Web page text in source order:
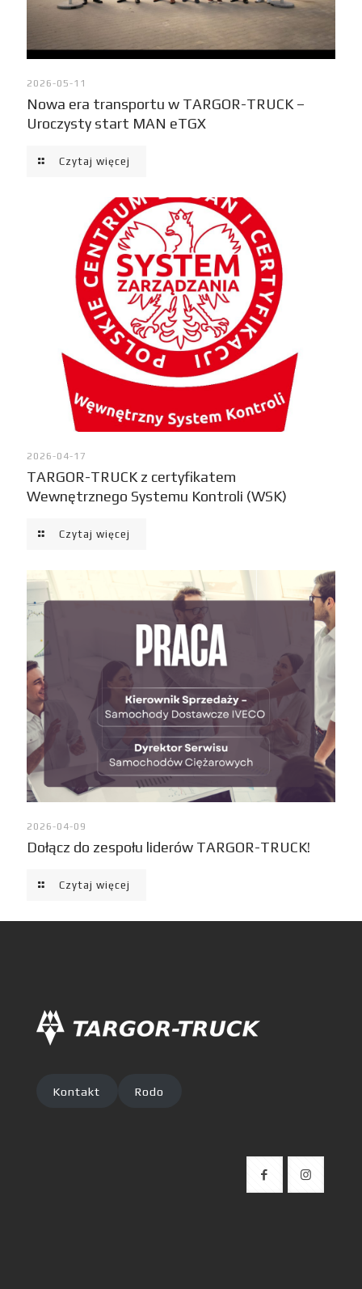
2026-05-11
Nowa era transportu w TARGOR-TRUCK –
Uroczysty start MAN eTGX
Czytaj więcej
2026-04-17
TARGOR-TRUCK z certyfikatem
Wewnętrznego Systemu Kontroli (WSK)
Czytaj więcej
2026-04-09
Dołącz do zespołu liderów TARGOR-TRUCK!
Czytaj więcej
Kontakt Rodo